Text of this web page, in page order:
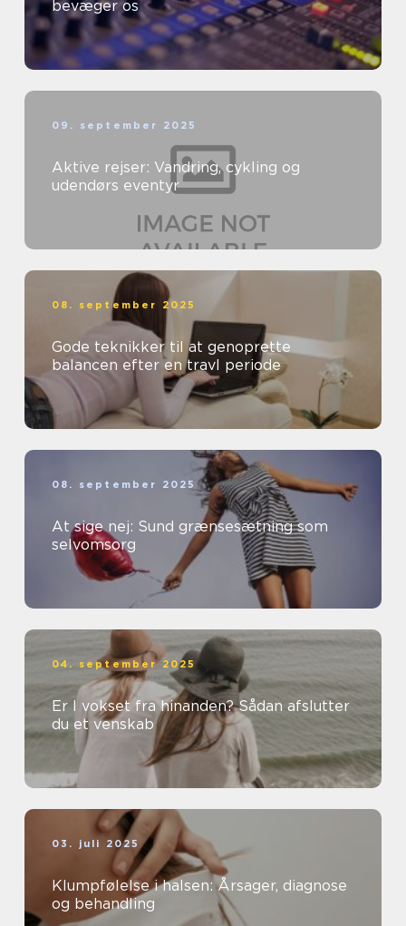
bevæger os
09. september 2025
Aktive rejser: Vandring, cykling og
udendørs eventyr
08. september 2025
Gode teknikker til at genoprette
balancen efter en travl periode
08. september 2025
At sige nej: Sund grænsesætning som
selvomsorg
04. september 2025
Er I vokset fra hinanden? Sådan afslutter
du et venskab
03. juli 2025
Klumpfølelse i halsen: Årsager, diagnose
og behandling